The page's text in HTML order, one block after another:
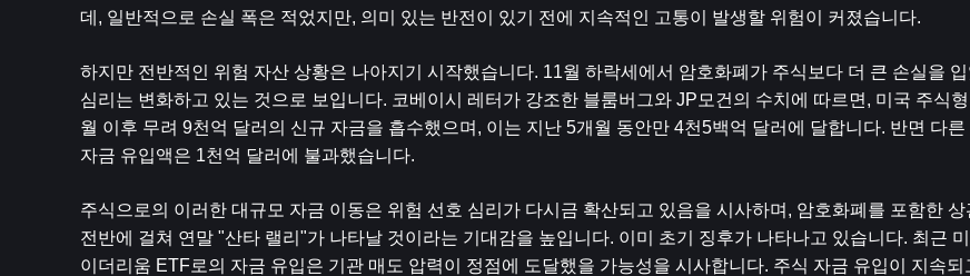
데, 일반적으로 손실 폭은 적었지만, 의미 있는 반전이 있기 전에 지속적인 고통이 발생할 위험이 커졌습니다.
하지만 전반적인 위험 자산 상황은 나아지기 시작했습니다. 11월 하락세에서 암호화폐가 주식보다 더 큰 손실을 입
심리는 변화하고 있는 것으로 보입니다. 코베이시 레터가 강조한 블룸버그와 JP모건의 수치에 따르면, 미국 주식
월 이후 무려 9천억 달러의 신규 자금을 흡수했으며, 이는 지난 5개월 동안만 4천5백억 달러에 달합니다. 반면 다
자금 유입액은 1천억 달러에 불과했습니다.
주식으로의 이러한 대규모 자금 이동은 위험 선호 심리가 다시금 확산되고 있음을 시사하며, 암호화폐를 포함한
전반에 걸쳐 연말 "산타 랠리"가 나타날 것이라는 기대감을 높입니다. 이미 초기 징후가 나타나고 있습니다. 최근
이더리움 ETF로의 자금 유입은 기관 매도 압력이 정점에 도달했을 가능성을 시사합니다. 주식 자금 유입이 지속